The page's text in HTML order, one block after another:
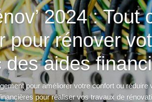
2024 : Tout
pour rénover
des aides
pour améliorer votre confort ou réduire
pour réaliser vos travaux de